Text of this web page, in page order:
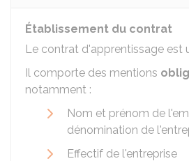
Établissement du contrat
Le contrat d'apprentissage est
Il comporte des mentions
notamment :
Nom et prénom de
dénomination de
Effectif de l'entreprise